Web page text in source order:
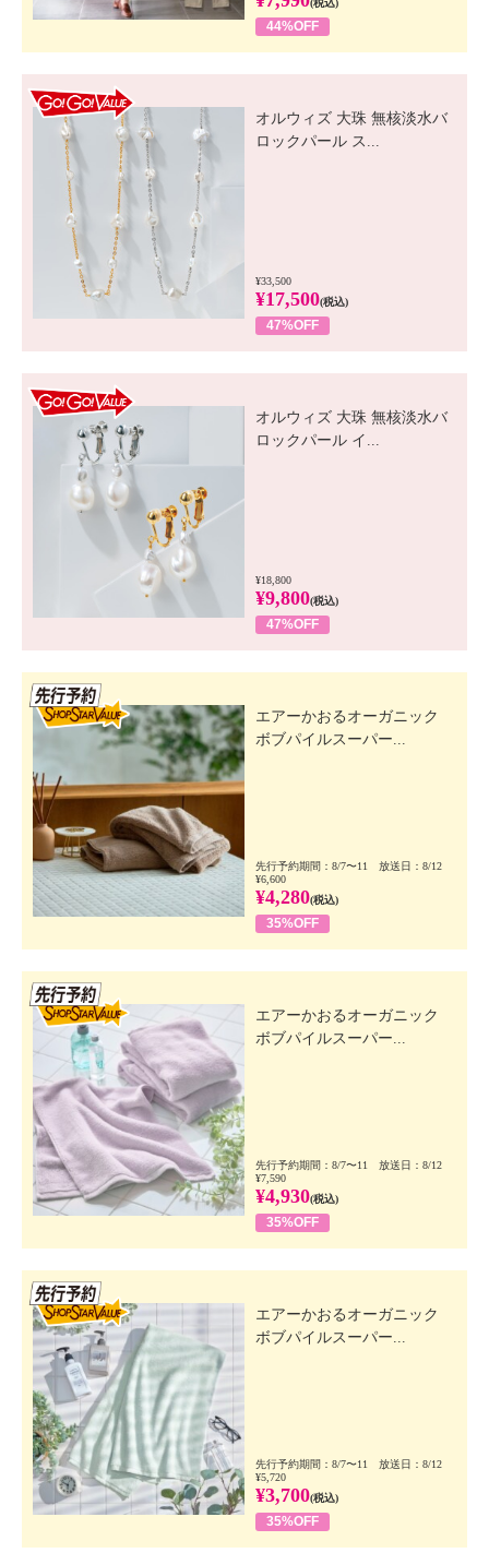
(税込)
44%OFF
オルウィズ 大珠 無核淡水バ
ロックパール ス...
¥33,500
¥17,500(税込)
47%OFF
オルウィズ 大珠 無核淡水バ
ロックパール イ...
¥18,800
¥9,800(税込)
47%OFF
エアーかおるオーガニック
ボブパイルスーパー...
先行予約期間：8/7〜11 放送日：8/12
¥6,600
¥4,280(税込)
35%OFF
エアーかおるオーガニック
ボブパイルスーパー...
先行予約期間：8/7〜11 放送日：8/12
¥7,590
¥4,930(税込)
35%OFF
エアーかおるオーガニック
ボブパイルスーパー...
先行予約期間：8/7〜11 放送日：8/12
¥5,720
¥3,700(税込)
35%OFF